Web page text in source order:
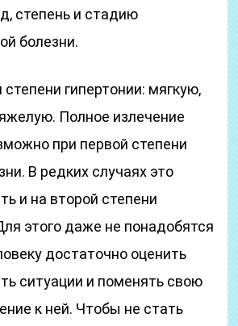
степень и стадию
болезни.
гипертонии: мягкую,
Полное излечение
при первой степени
В редких случаях это
и на второй степени
этого даже не понадобятся
достаточно оценить
ситуации и поменять свою
к ней. Чтобы не стать